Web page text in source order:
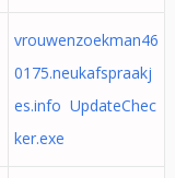
vrouwenzoekman46
0175.neukafspraakj
es.info UpdateChec
ker.exe